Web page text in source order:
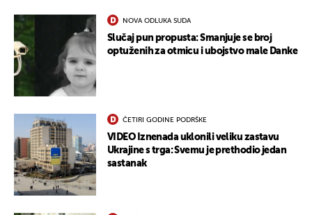
NOVA ODLUKA SUDA
Slučaj pun propusta: Smanjuje se broj
optuženih za otmicu i ubojstvo male Danke
ČETIRI GODINE PODRŠKE
VIDEO Iznenada uklonili veliku zastavu
Ukrajine s trga: Svemu je prethodio jedan
sastanak